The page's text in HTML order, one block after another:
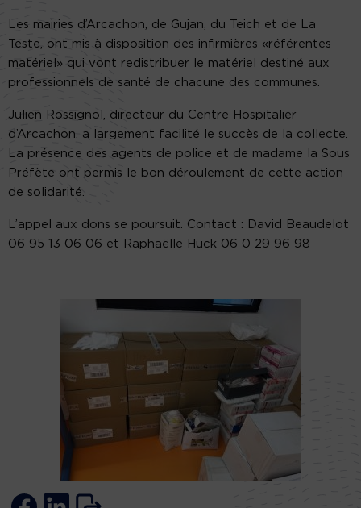
Les mairies d’Arcachon, de Gujan, du Teich et de La
Teste, ont mis à disposition des infirmières «référentes
matériel» qui vont redistribuer le matériel destiné aux
professionnels de santé de chacune des communes.
Julien Rossignol, directeur du Centre Hospitalier
d’Arcachon, a largement facilité le succès de la collecte.
La présence des agents de police et de madame la Sous
Préfète ont permis le bon déroulement de cette action
de solidarité.
L’appel aux dons se poursuit. Contact : David Beaudelot
06 95 13 06 06 et Raphaëlle Huck 06 0 29 96 98